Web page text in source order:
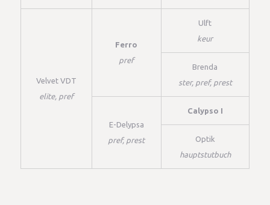
Velvet VDT
elite, pref
Ferro
pref
Ulft
keur
Brenda
ster, pref, prest
E-Delypsa
pref, prest
Calypso I
Optik
hauptstutbuch